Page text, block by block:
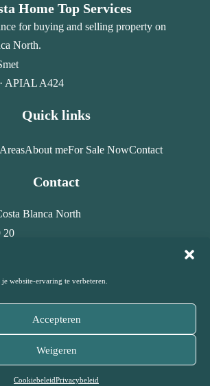
website-ervaring te verbeteren.
Accepteren
Weigeren
CookiebeleidPrivacybeleid
Home Top Services
for buying and selling property on
North.
APIAL A424
Quick links
AreasAbout meFor Sale NowContact
Contact
Blanca North
20
Top Services · All rights reserved – 2026
Disclaimer